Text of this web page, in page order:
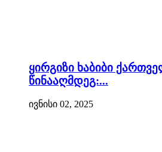
ყირგიზი ხაბიბი
წინააღმდეგ:...
ივნისი 02, 2025